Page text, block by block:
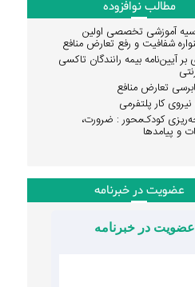
مطالب نوافزوده
آموزشی تخصصی اولین
شفافیت و رفع تعارض منافع
بر آیین‌نامه بیمه رانندگان تاکسی
تعارض منافع
نیروی کار پلتفرمی
کودک‌محور : ضرورت،
و پیامدها
عضویت در خبرنامه
در خبرنامه